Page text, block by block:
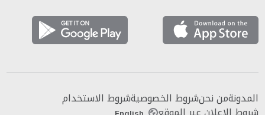
المدونةمن نحنشروط الخصوصيةشروط الاستخدام
English